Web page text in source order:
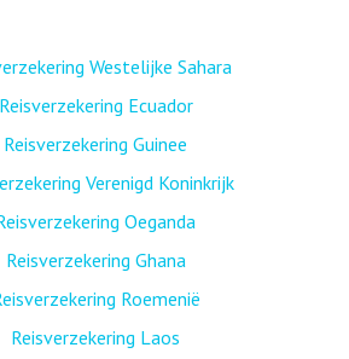
Westelijke Sahara
Reisverzekering Ecuador
Reisverzekering Guinee
Verenigd Koninkrijk
Oeganda
Reisverzekering Ghana
Roemenië
Reisverzekering Laos